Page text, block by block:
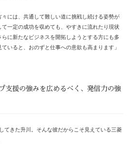
々には、共通して難しい道に挑戦し続ける姿勢が
一定の成功を収めても、やすきに流れたり現状
に新たなビジネスを開拓しようとする方にも多
いると、おのずと仕事への意欲も高まります」
支援の強みを広めるべく、発信力の強
てきた升川。そんな彼だからこそ見えている三菱